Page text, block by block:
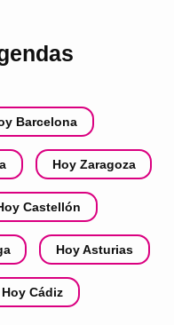
Barcelona
Hoy Zaragoza
Castellón
Hoy Asturias
Hoy Cádiz